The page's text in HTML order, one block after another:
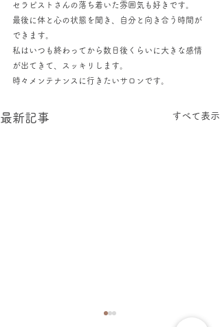
セラピストさんの落ち着いた雰囲気も好きです。
最後に体と心の状態を聞き、自分と向き合う時間が
できます。
私はいつも終わってから数日後くらいに大きな感情
が出てきて、スッキリします。
時々メンテナンスに行きたいサロンです。
最新記事 すべて表示